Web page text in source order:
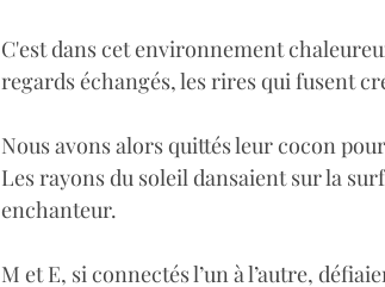
C'est dans cet environnement
regards échangés, les rires qui fusent
Nous avons alors quittés leur cocon
Les rayons du soleil dansaient sur la
enchanteur.
M et E, si connectés l’un à l’autre,